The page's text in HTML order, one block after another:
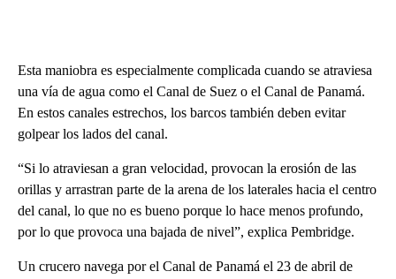
Esta maniobra es especialmente complicada cuando se atraviesa
una vía de agua como el Canal de Suez o el Canal de Panamá.
En estos canales estrechos, los barcos también deben evitar
golpear los lados del canal.
“Si lo atraviesan a gran velocidad, provocan la erosión de las
orillas y arrastran parte de la arena de los laterales hacia el centro
del canal, lo que no es bueno porque lo hace menos profundo,
por lo que provoca una bajada de nivel”, explica Pembridge.
Un crucero navega por el Canal de Panamá el 23 de abril de